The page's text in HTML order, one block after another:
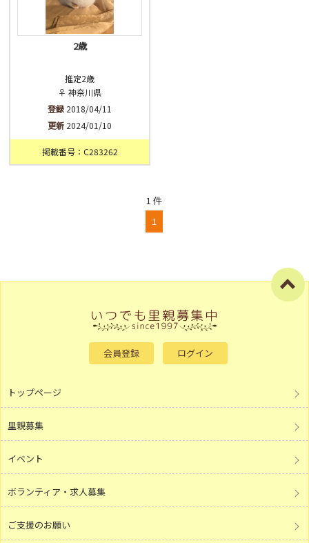
2歳
推定2歳
♀ 神奈川県
登録 2018/04/11
更新 2024/01/10
掲載番号：C283262
1 件
1
会員登録 ログイン
トップページ
里親募集
イベント
ボランティア・求人募集
ご支援のお願い